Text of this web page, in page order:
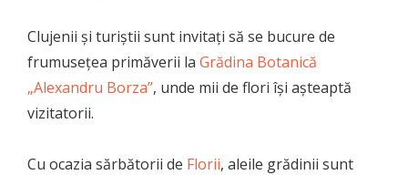
Clujenii și turiștii sunt invitați să se bucure de
frumusețea primăverii la Grădina Botanică
„Alexandru Borza”, unde mii de flori își așteaptă
vizitatorii.
Cu ocazia sărbătorii de Florii, aleile grădinii sunt